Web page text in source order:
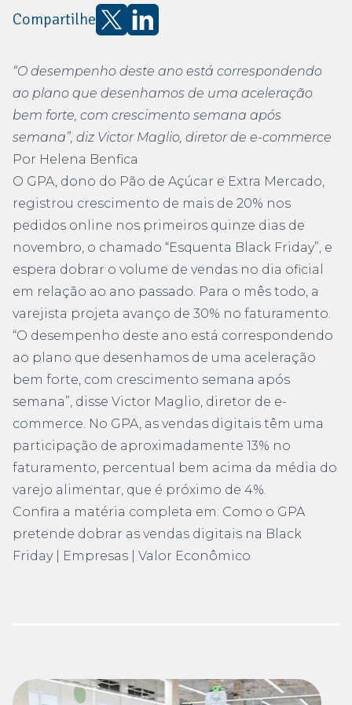
“O desempenho deste ano está correspondendo
ao plano que desenhamos de uma aceleração
bem forte, com crescimento semana após
semana”, diz Victor Maglio, diretor de e-commerce
Por Helena Benfica
O GPA, dono do Pão de Açúcar e Extra Mercado,
registrou crescimento de mais de 20% nos
pedidos online nos primeiros quinze dias de
novembro, o chamado “Esquenta Black Friday”, e
espera dobrar o volume de vendas no dia oficial
em relação ao ano passado. Para o mês todo, a
varejista projeta avanço de 30% no faturamento.
“O desempenho deste ano está correspondendo
ao plano que desenhamos de uma aceleração
bem forte, com crescimento semana após
semana”, disse Victor Maglio, diretor de e-
commerce. No GPA, as vendas digitais têm uma
participação de aproximadamente 13% no
faturamento, percentual bem acima da média do
varejo alimentar, que é próximo de 4%.
Confira a matéria completa em: Como o GPA
pretende dobrar as vendas digitais na Black
Friday | Empresas | Valor Econômico
Compartilhe